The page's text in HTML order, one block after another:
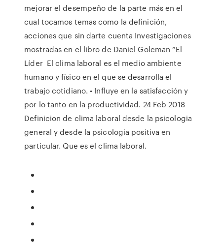
mejorar el desempeño de la parte más en el
cual tocamos temas como la definición,
acciones que sin darte cuenta Investigaciones
mostradas en el libro de Daniel Goleman “El
Líder El clima laboral es el medio ambiente
humano y físico en el que se desarrolla el
trabajo cotidiano. • Influye en la satisfacción y
por lo tanto en la productividad. 24 Feb 2018
Definicion de clima laboral desde la psicologia
general y desde la psicologia positiva en
particular. Que es el clima laboral.